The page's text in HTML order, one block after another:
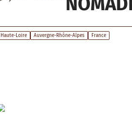
Haute-Loire Auvergne-Rhône-Alpes France